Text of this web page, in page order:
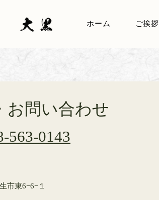
ホーム ご挨拶
お問い合わせ
563-0143​
市東6−6−１